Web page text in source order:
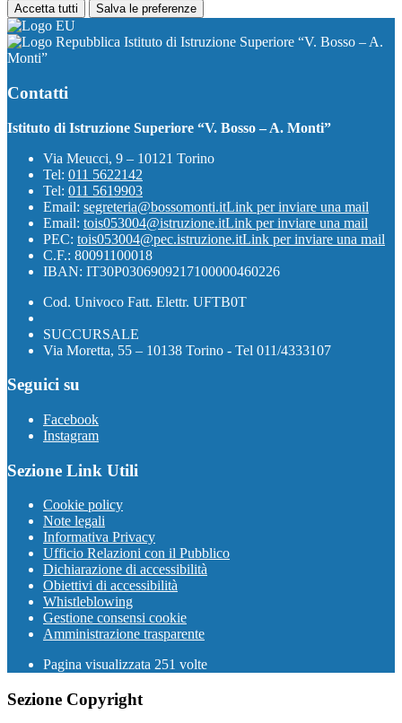
Accetta tutti Salva le preferenze
Istituto di Istruzione Superiore “V. Bosso – A.
Monti”
Contatti
Istituto di Istruzione Superiore “V. Bosso – A. Monti”
Via Meucci, 9 – 10121 Torino
Tel: 011 5622142
Tel: 011 5619903
Email: segreteria@bossomonti.itLink per inviare una mail
Email: tois053004@istruzione.itLink per inviare una mail
PEC: tois053004@pec.istruzione.itLink per inviare una mail
C.F.: 80091100018
IBAN: IT30P0306909217100000460226
Cod. Univoco Fatt. Elettr. UFTB0T
SUCCURSALE
Via Moretta, 55 – 10138 Torino - Tel 011/4333107
Seguici su
Facebook
Instagram
Sezione Link Utili
Cookie policy
Note legali
Informativa Privacy
Ufficio Relazioni con il Pubblico
Dichiarazione di accessibilità
Obiettivi di accessibilità
Whistleblowing
Gestione consensi cookie
Amministrazione trasparente
Pagina visualizzata 251 volte
Sezione Copyright